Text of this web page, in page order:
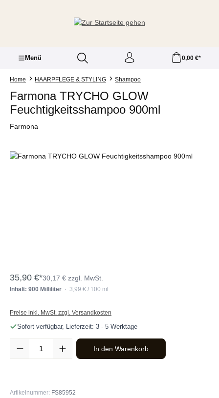
Menü 0,00 €*
Home HAARPFLEGE & STYLING Shampoo
Farmona TRYCHO GLOW
Feuchtigkeitsshampoo 900ml
Farmona
Bildergalerie überspringen
35,90 €*30,17 € zzgl. MwSt.
Inhalt: 900 Milliliter · 3,99 € / 100 ml
Preise inkl. MwSt. zzgl. Versandkosten
Sofort verfügbar, Lieferzeit: 3 - 5 Werktage
Produkt Anzahl: Gib den gewünschten Wert ein oder benutze die
In den Warenkorb
Artikelnummer: FS85952